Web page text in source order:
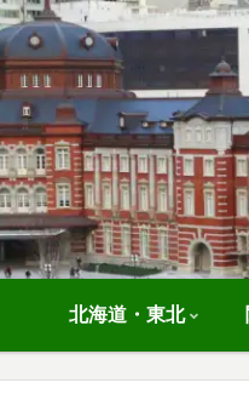
北海道・東北